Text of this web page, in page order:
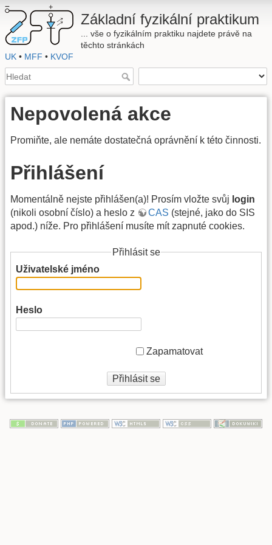
Základní fyzikální praktikum
... vše o fyzikálním praktiku najdete právě na
těchto stránkách
UK • MFF • KVOF
Nepovolená akce
Promiňte, ale nemáte dostatečná oprávnění k této činnosti.
Přihlášení
Momentálně nejste přihlášen(a)! Prosím vložte svůj login
(nikoli osobní číslo) a heslo z
CAS (stejné, jako do SIS
apod.) níže. Pro přihlášení musíte mít zapnuté cookies.
Přihlásit se
Uživatelské jméno
Heslo
Zapamatovat
Přihlásit se